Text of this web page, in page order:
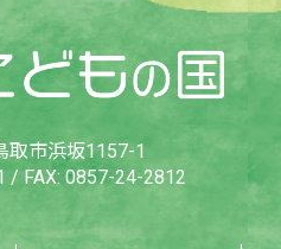
取市浜坂1157-1
/ FAX: 0857-24-2812